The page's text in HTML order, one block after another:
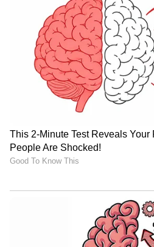
വീഡിയോ കണ്ടവര്‍
മകളല്ലേ,
വൈറല്‍
Asianet News Live